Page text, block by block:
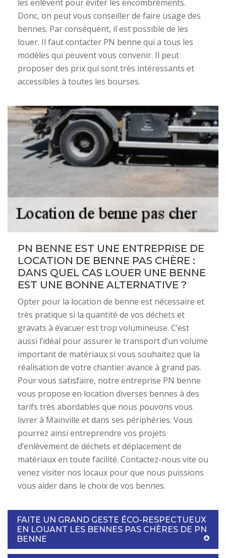
les enlèvent pour éviter les encombrements.
Donc, on peut vous conseiller de faire usage des
bennes. Par conséquent, il est possible de les
louer. Il faut contacter PN benne qui a tous les
modèles qui peuvent vous convenir. Il peut
proposer des prix qui sont très intéressants et
accessibles à toutes les bourses.
PN BENNE EST UNE ENTREPRISE DE
LOCATION DE BENNE PAS CHÈRE :
DANS QUEL CAS LOUER UNE BENNE
EST UNE BONNE ALTERNATIVE ?
Opter pour la location de benne est nécessaire et
très pratique si la quantité de vos déchets et
gravats à évacuer est trop volumineuse. C’est
aussi l’idéal pour assurer le transport d’un volume
important de matériaux si vous souhaitez que la
réalisation de votre chantier avance à grand pas.
Pour vous satisfaire, notre entreprise PN benne
vous propose en location diverses bennes à des
tarifs très abordables que nous pouvons vous
livrer à Mainville et dans ses périphéries. Vous
pourrez ainsi entreprendre vos projets
d’enlèvement de déchets et déplacement de
matériaux en toute facilité. Contactez-nous vite ou
venez visiter nos locaux pour que nous puissions
vous aider dans le choix de vos bennes.
FAITE UN GRAND GESTE ÉCO-RESPECTUEUX
EN LOUANT LES BENNES PAS CHÈRES DE PN
BENNE